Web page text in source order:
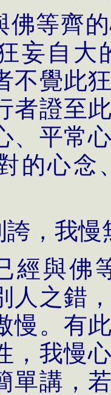
佛等齊
妄自大
不覺此
者證至
、平常
的心念
誇，我
經與佛
人之錯
慢。有
，我慢
單講，